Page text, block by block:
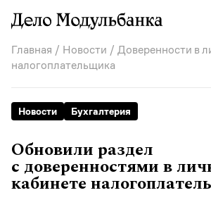
Главная / Новости / Доверенности в
налогоплательщика
Новости Бухгалтерия
Обновили раздел
с доверенностями в
кабинете